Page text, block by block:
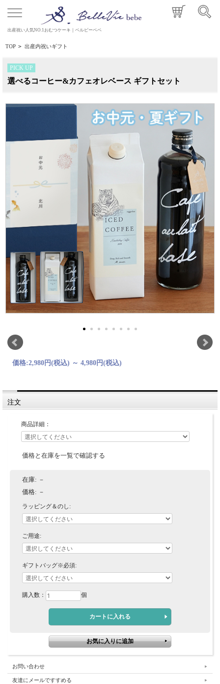
出産祝い人気NO.1おむつケーキ｜ベルビーベベ
TOP > 出産内祝いギフト
PICK UP
選べるコーヒー&カフェオレベース ギフトセット
価格:2,980円(税込) ～ 4,980円(税込)
注文
商品詳細：
価格と在庫を一覧で確認する
在庫: －
価格: －
ラッピング＆のし:
ご用途:
ギフトバッグ※必須:
購入数： 個
お問い合わせ
友達にメールですすめる